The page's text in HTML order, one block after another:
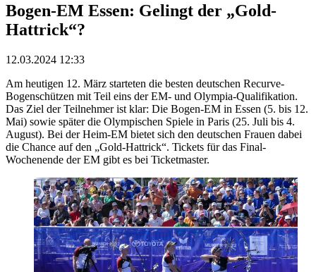
Bogen-EM Essen: Gelingt der „Gold-
Hattrick“?
12.03.2024 12:33
Am heutigen 12. März starteten die besten deutschen Recurve-
Bogenschützen mit Teil eins der EM- und Olympia-Qualifikation.
Das Ziel der Teilnehmer ist klar: Die Bogen-EM in Essen (5. bis 12.
Mai) sowie später die Olympischen Spiele in Paris (25. Juli bis 4.
August). Bei der Heim-EM bietet sich den deutschen Frauen dabei
die Chance auf den „Gold-Hattrick“. Tickets für das Final-
Wochenende der EM gibt es bei Ticketmaster.